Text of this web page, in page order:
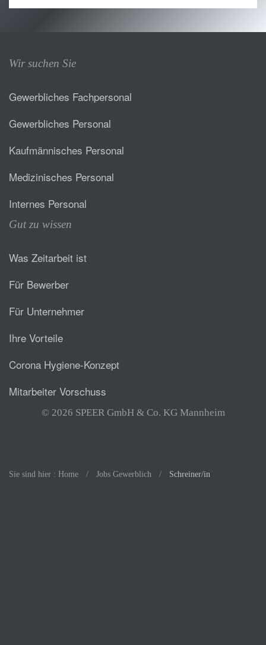
Wir suchen Sie
Gewerbliches Fachpersonal
Gewerbliches Personal
Kaufmännisches Personal
Medizinisches Personal
Internes Personal
Gut zu wissen
Was Zeitarbeit ist
Für Bewerber
Für Unternehmer
Ihre Vorteile
Corona Hygiene-Konzept
Mitarbeiter Vorschuss
© 2026 SPEER GmbH & Co. KG Mannheim
Sie sind hier : Home Jobs Gewerblich Schreiner/in